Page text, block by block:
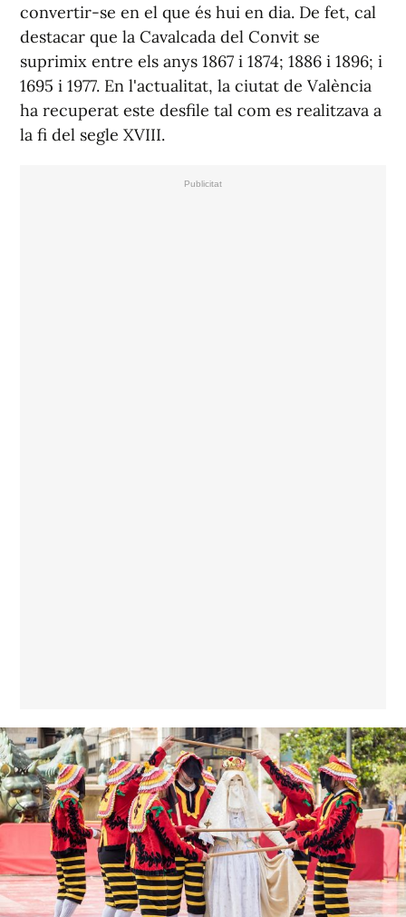
convertir-se en el que és hui en dia. De fet, cal
destacar que la Cavalcada del Convit se
suprimix entre els anys 1867 i 1874; 1886 i 1896; i
1695 i 1977. En l'actualitat, la ciutat de València
ha recuperat este desfile tal com es realitzava a
la fi del segle XVIII.